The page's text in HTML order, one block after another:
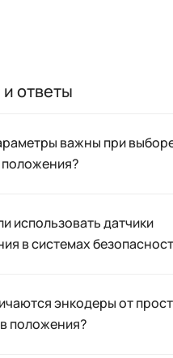
ответы
важны при
положения?
использовать датчики
в системах
энкодеры от
положения?